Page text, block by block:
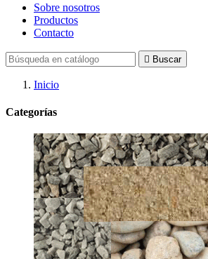
Sobre nosotros
Productos
Contacto
 Buscar
Inicio
Categorías